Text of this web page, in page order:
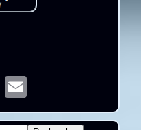
Email